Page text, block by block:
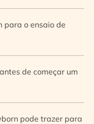
para o ensaio de
de começar um
pode trazer para